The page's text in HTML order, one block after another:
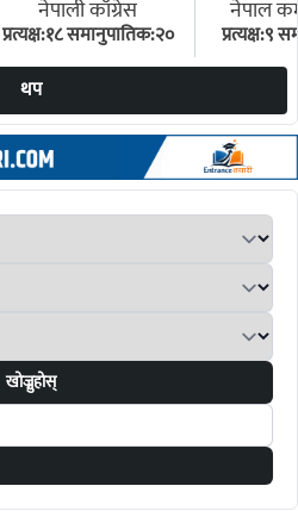
नेपाली काँग्रेस
प्रत्यक्ष:१८ समानुपातिक:२०
नेपाल
प्रत्यक्ष:९
थप
खोज्नुहोस्